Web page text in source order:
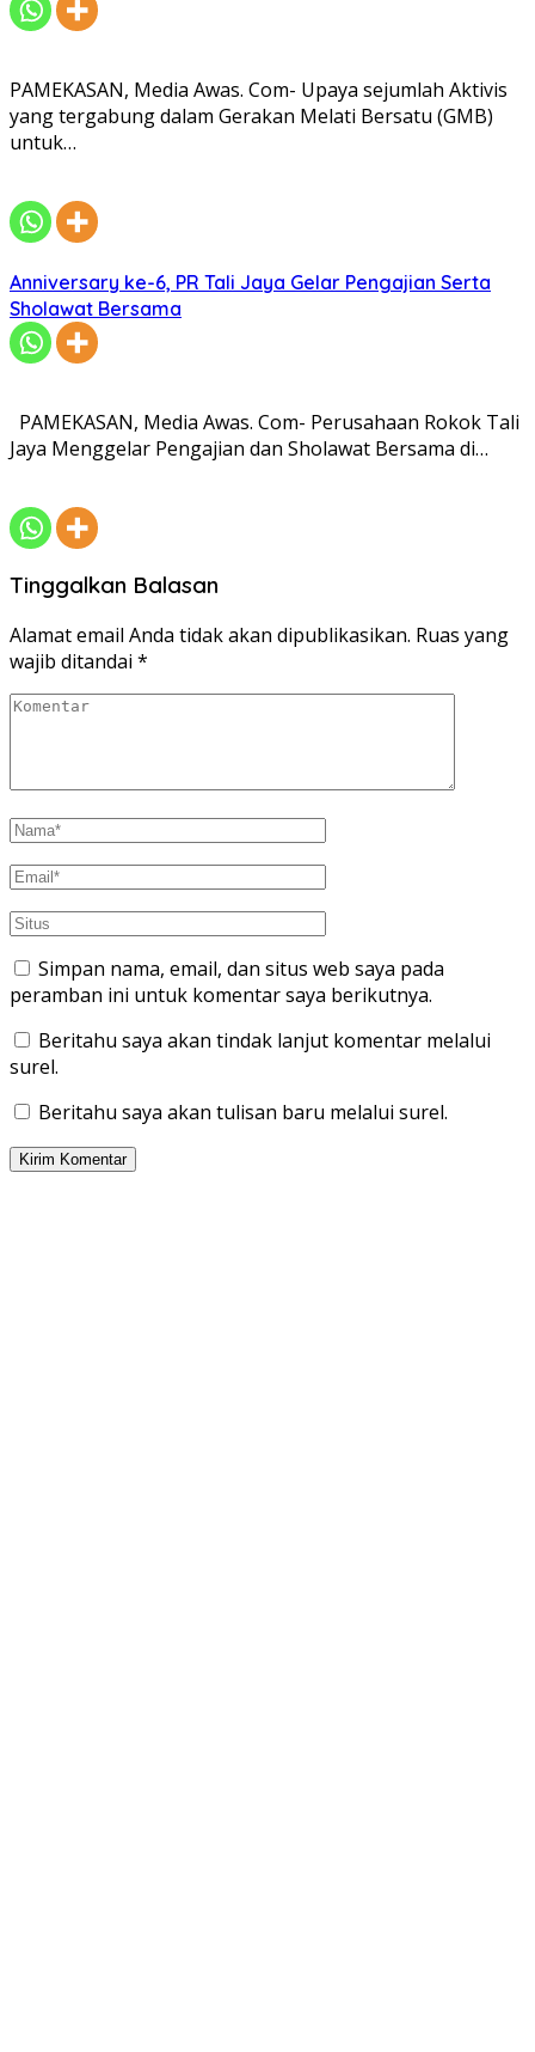
PAMEKASAN, Media Awas. Com- Upaya sejumlah Aktivis
yang tergabung dalam Gerakan Melati Bersatu (GMB)
untuk…
Anniversary ke-6, PR Tali Jaya Gelar Pengajian Serta
Sholawat Bersama
PAMEKASAN, Media Awas. Com- Perusahaan Rokok Tali
Jaya Menggelar Pengajian dan Sholawat Bersama di…
Tinggalkan Balasan
Alamat email Anda tidak akan dipublikasikan. Ruas yang
wajib ditandai *
Simpan nama, email, dan situs web saya pada
peramban ini untuk komentar saya berikutnya.
Beritahu saya akan tindak lanjut komentar melalui
surel.
Beritahu saya akan tulisan baru melalui surel.